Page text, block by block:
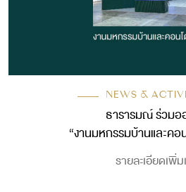
NEWS &
ธารารมณ์ ร่วม
“งานมหกรรมบ้านและคอ
รายละเอียดเพิ่